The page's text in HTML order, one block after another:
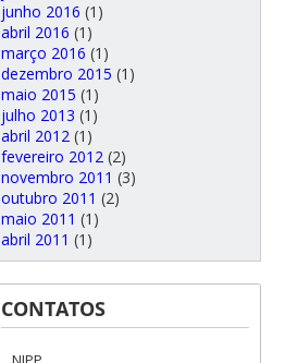
junho 2016 (1)
abril 2016 (1)
março 2016 (1)
dezembro 2015 (1)
maio 2015 (1)
julho 2013 (1)
abril 2012(1)
fevereiro 2012(2)
novembro 2011 (3)
outubro 2011 (2)
maio 2011 (1)
abril 2011 (1)
CONTATOS